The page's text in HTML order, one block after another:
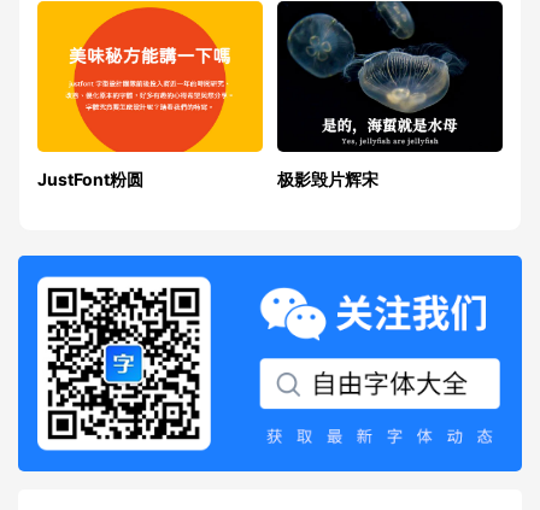
JustFont粉圆 极影毁片辉宋